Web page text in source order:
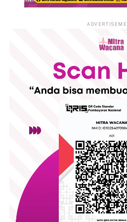
Strategi Kolaborasi dan Inovasi
Pak Dani, Lurah Salamrejo,
memberdayakan perempuan
“65% penduduk kami adalah
garda terdepan dalam
ekonomi keluarga. Kami fokus
pelatihan dan pendampingan,”
Sementara itu, Alfi dari Mitra
desa melibatkan perempuan
‘bisu’ pada perempuan masih
perempuan sebagai
progresif untuk membuka ruang
promoting collaboration in
The event opened with participant
opening ceremony featuring
cultural performance. Throughout
explore a small Bazar, filled
entrepreneurs and creating space